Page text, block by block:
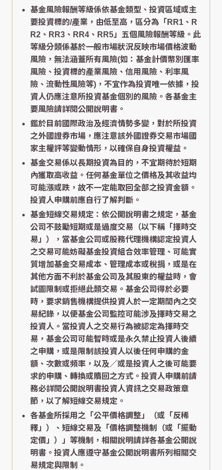
基金風險報酬等級係依基金類型、投資區域或主
要投資標的/產業，由低至高，區分為「RR1、R
R2、RR3、RR4、RR5」五個風險報酬等級。此
等級分類係基於一般市場狀況反映市場價格波動
風險，無法涵蓋所有風險(如：基金計價幣別匯率
風險、投資標的產業風險、信用風險、利率風
險、流動性風險等)，不宜作為投資唯一依據，投
資人仍應注意所投資基金個別的風險。各基金主
要風險請詳閱公開說明書。
鑑於目前國際政治及經濟情勢多變，對於所投資
之外國證券市場，應注意該外國證券交易市場國
家主權評等變動情形，以確保自身投資權益。
基金交易係以長期投資為目的，不宜期待於短期
內獲取高收益。任何基金單位之價格及其收益均
可能漲或跌，故不一定能取回全部之投資金額。
投資人申購前應自行了解判斷。
基金短線交易規定：依公開說明書之規定，基金
公司不鼓勵短期或是過度交易（以下稱「擇時交
易」），當基金公司或股務代理機構認定投資人
之交易可能妨礙基金投資組合效率管理、可能實
質增加基金交易成本、管理成本或稅捐，或是在
其他方面不利於基金公司及其股東的權益時，會
試圖限制或拒絕此類交易。基金公司得於必要
時，要求銷售機構提供投資人於一定期間內之交
易紀錄，以便基金公司監控可能涉及擇時交易之
投資人。當投資人之交易行為被認定為擇時交
易，基金公司可能暫時或是永久禁止投資人後續
之申購，或是限制該投資人以後任何申購的金
額、次數或頻率，以及／或是投資人之後可能要
求的申購、轉換或贖回之方式。投資人申購前請
務必詳閱公開說明書投資人資訊之交易政策章
節，以了解短線交易規定。
各基金所採用之「公平價格調整」（或「反稀
釋」）、短線交易及「價格調整機制（或「擺動
定價」）」等機制，相關說明請詳各基金公開說
明書。投資人應遵守基金公開說明書所列相關交
易規定與限制。